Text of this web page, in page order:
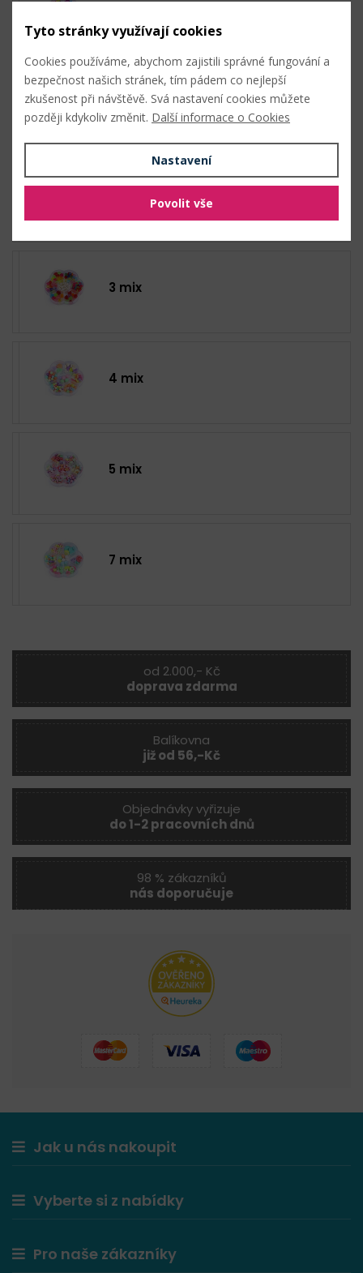
1 mix
3 mix
4 mix
5 mix
7 mix
od 2.000,- Kč
doprava zdarma
Balíkovna
již od 56,-Kč
Objednávky vyřizuje
do 1-2 pracovních dnů
98 % zákazníků
nás doporučuje
Jak u nás nakoupit
Vyberte si z nabídky
Pro naše zákazníky
Tyto stránky využívají cookies
Cookies používáme, abychom zajistili správné fungování a
bezpečnost našich stránek, tím pádem co nejlepší
zkušenost při návštěvě. Svá nastavení cookies můžete
později kdykoliv změnit. Další informace o Cookies
Nastavení
Povolit vše